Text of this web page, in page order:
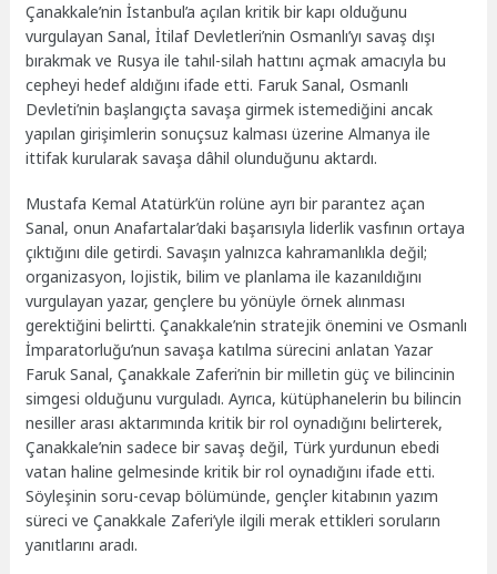
Çanakkale’nin İstanbul’a açılan kritik bir kapı olduğunu
vurgulayan Sanal, İtilaf Devletleri’nin Osmanlı’yı savaş dışı
bırakmak ve Rusya ile tahıl-silah hattını açmak amacıyla bu
cepheyi hedef aldığını ifade etti. Faruk Sanal, Osmanlı
Devleti’nin başlangıçta savaşa girmek istemediğini ancak
yapılan girişimlerin sonuçsuz kalması üzerine Almanya ile
ittifak kurularak savaşa dâhil olunduğunu aktardı.
Mustafa Kemal Atatürk’ün rolüne ayrı bir parantez açan
Sanal, onun Anafartalar’daki başarısıyla liderlik vasfının ortaya
çıktığını dile getirdi. Savaşın yalnızca kahramanlıkla değil;
organizasyon, lojistik, bilim ve planlama ile kazanıldığını
vurgulayan yazar, gençlere bu yönüyle örnek alınması
gerektiğini belirtti. Çanakkale’nin stratejik önemini ve Osmanlı
İmparatorluğu’nun savaşa katılma sürecini anlatan Yazar
Faruk Sanal, Çanakkale Zaferi’nin bir milletin güç ve bilincinin
simgesi olduğunu vurguladı. Ayrıca, kütüphanelerin bu bilincin
nesiller arası aktarımında kritik bir rol oynadığını belirterek,
Çanakkale’nin sadece bir savaş değil, Türk yurdunun ebedi
vatan haline gelmesinde kritik bir rol oynadığını ifade etti.
Söyleşinin soru-cevap bölümünde, gençler kitabının yazım
süreci ve Çanakkale Zaferi’yle ilgili merak ettikleri soruların
yanıtlarını aradı.